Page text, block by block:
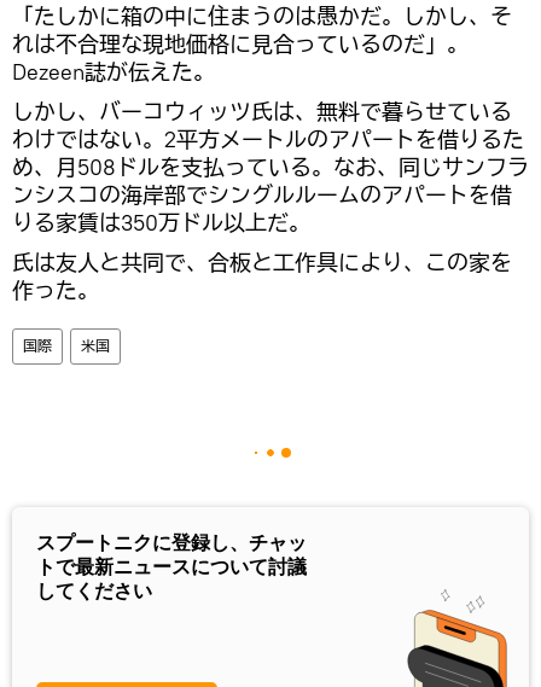
「たしかに箱の中に住まうのは愚かだ。しかし、そ
れは不合理な現地価格に見合っているのだ」。
Dezeen誌が伝えた。
しかし、バーコウィッツ氏は、無料で暮らせている
わけではない。2平方メートルのアパートを借りるた
め、月508ドルを支払っている。なお、同じサンフラ
ンシスコの海岸部でシングルルームのアパートを借
りる家賃は350万ドル以上だ。
氏は友人と共同で、合板と工作具により、この家を
作った。
国際 米国
スプートニクに登録し、チャッ
トで最新ニュースについて討議
してください